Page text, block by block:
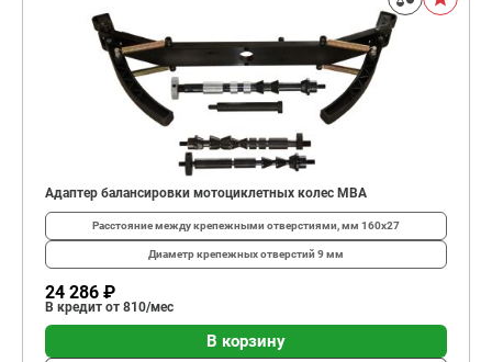
Адаптер балансировки мотоциклетных колес MBA
Расстояние между крепежными отверстиями, мм 160х27
Диаметр крепежных отверстий 9 мм
24 286 ₽
В кредит от 810/мес
В корзину